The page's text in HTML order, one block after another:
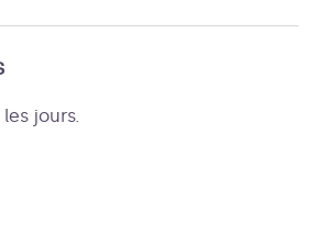
jours.